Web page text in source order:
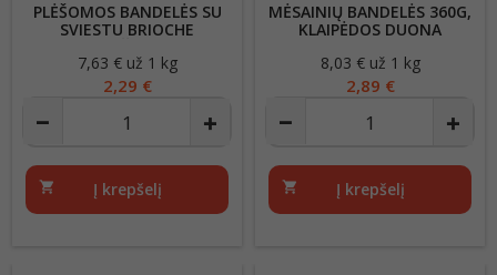
PLĖŠOMOS BANDELĖS SU
SVIESTU BRIOCHE
Kaina
7,63 € už 1 kg
2,29 €
shopping_cart Į krepšelį
MĖSAINIŲ BANDELĖS 360G,
KLAIPĖDOS DUONA
Kaina
8,03 € už 1 kg
2,89 €
shopping_cart Į krepšelį